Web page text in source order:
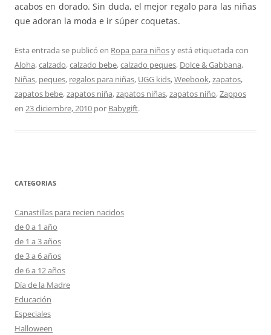
acabos en dorado. Sin duda, el mejor regalo para las niñas
que adoran la moda e ir súper coquetas.
Esta entrada se publicó en Ropa para niñosy está etiquetada con
Aloha,calzado,calzado bebe,calzado peques, Dolce & Gabbana,
Niñas, peques, regalos para niñas, UGG kids,Weebook,zapatos,
zapatos bebe,zapatos niña,zapatos niñas,zapatos niño,Zappos
en 23 diciembre, 2010 por Babygift.
CATEGORIAS
Canastillas para recien nacidos
de 0 a 1 año
de 1 a 3 años
de 3 a 6 años
de 6 a 12 años
Día de la Madre
Educación
Especiales
Halloween